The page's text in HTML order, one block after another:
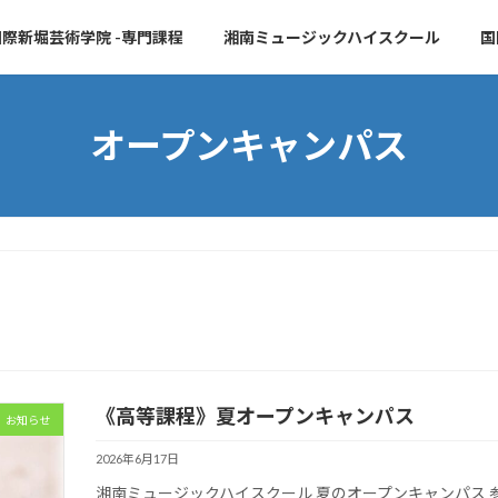
新堀芸術学院 -専門課程 湘南ミュージックハイスクール
オープンキャンパス
お知らせ 《高等課程》夏オープンキャンパス
2026年6月17日
湘南ミュージックハイスクール 夏のオープンキャンパ